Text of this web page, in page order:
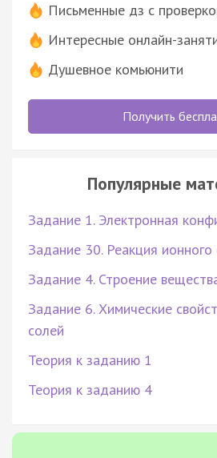
Письменные дз с
Интересные онлайн-
Душевное комьюнити
Получить
Популярные
Задание 1. Электронная
Задание 30. Реакция
Задание 4. Строение
Задание 6. Химические
солей
Теория к заданию 1
Теория к заданию 4